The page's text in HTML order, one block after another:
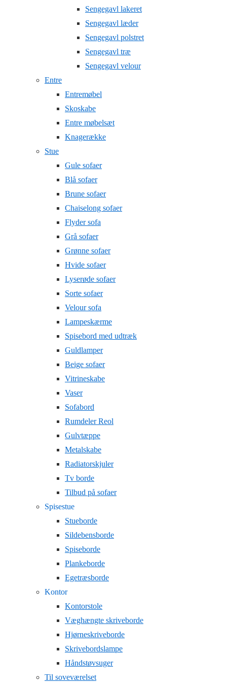
Sengegavl lakeret
Sengegavl læder
Sengegavl polstret
Sengegavl træ
Sengegavl velour
Entre
Entremøbel
Skoskabe
Entre møbelsæt
Knagerække
Stue
Gule sofaer
Blå sofaer
Brune sofaer
Chaiselong sofaer
Flyder sofa
Grå sofaer
Grønne sofaer
Hvide sofaer
Lyserøde sofaer
Sorte sofaer
Velour sofa
Lampeskærme
Spisebord med udtræk
Guldlamper
Beige sofaer
Vitrineskabe
Vaser
Sofabord
Rumdeler Reol
Gulvtæppe
Metalskabe
Radiatorskjuler
Tv borde
Tilbud på sofaer
Spisestue
Stueborde
Sildebensborde
Spiseborde
Plankeborde
Egetræsborde
Kontor
Kontorstole
Væghængte skriveborde
Hjørneskriveborde
Skrivebordslampe
Håndstøvsuger
Til soveværelset